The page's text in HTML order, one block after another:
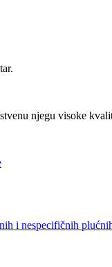
njegu visoke
i nespecifičnih